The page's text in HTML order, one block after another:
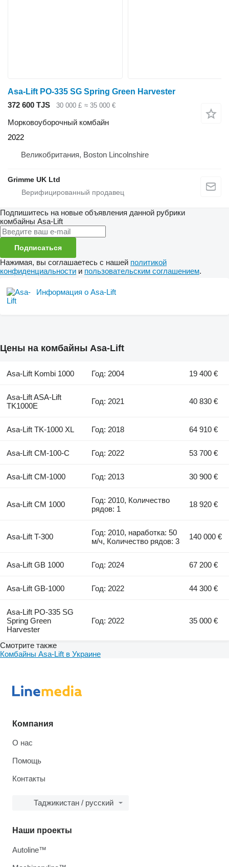
Asa-Lift PO-335 SG Spring Green Harvester
372 600 TJS
30 000 £ ≈ 35 000 €
Морковоуборочный комбайн
2022
Великобритания, Boston Lincolnshire
Grimme UK Ltd
Подпишитесь на новые объявления данной рубрики
комбайны Asa-Lift
Подписаться
Нажимая, вы соглашаетесь с нашей политикой
конфиденциальности и пользовательским соглашением.
Информация о Asa-Lift
Цены на комбайны Asa-Lift
Asa-Lift Kombi 1000 Год: 2004 19 400 €
Asa-Lift ASA-Lift
TK1000E
Год: 2021 40 830 €
Asa-Lift TK-1000 XL Год: 2018 64 910 €
Asa-Lift CM-100-C Год: 2022 53 700 €
Asa-Lift CM-1000 Год: 2013 30 900 €
Asa-Lift CM 1000
Год: 2010, Количество
рядов: 1
18 920 €
Asa-Lift T-300
Год: 2010, наработка: 50
м/ч, Количество рядов: 3
140 000 €
Asa-Lift GB 1000 Год: 2024 67 200 €
Asa-Lift GB-1000 Год: 2022 44 300 €
Asa-Lift PO-335 SG
Spring Green
Harvester
Год: 2022 35 000 €
Смотрите также
Комбайны Asa-Lift в Украине
Компания
О нас
Помощь
Контакты
Таджикистан / русский
Наши проекты
Autoline™